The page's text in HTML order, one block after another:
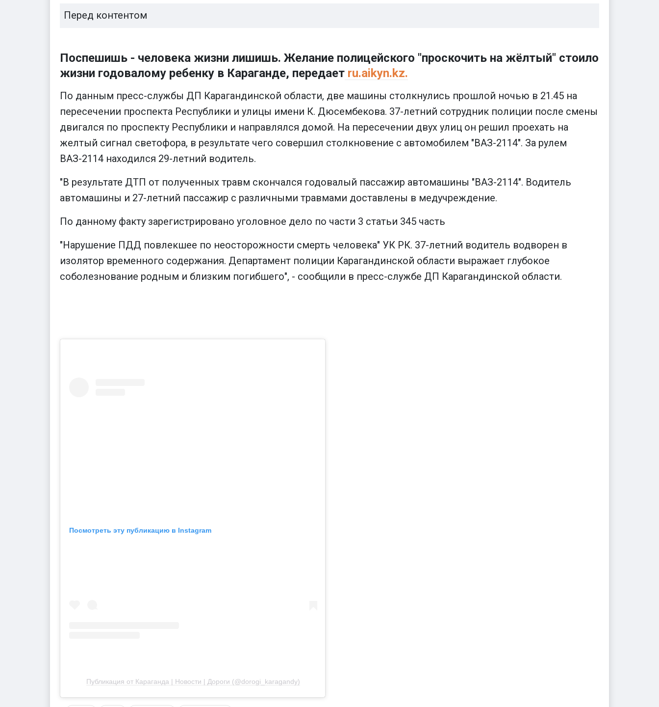
Перед контентом
Поспешишь - человека жизни лишишь. Желание полицейского "проскочить на жёлтый" стоило
жизни годовалому ребенку в Караганде, передает ru.aikyn.kz.
По данным пресс-службы ДП Карагандинской области, две машины столкнулись прошлой ночью в 21.45 на
пересечении проспекта Республики и улицы имени К. Дюсембекова. 37-летний сотрудник полиции после смены
двигался по проспекту Республики и направлялся домой. На пересечении двух улиц он решил проехать на
желтый сигнал светофора, в результате чего совершил столкновение с автомобилем "ВАЗ-2114". За рулем
ВАЗ-2114 находился 29-летний водитель.
"В результате ДТП от полученных травм скончался годовалый пассажир автомашины "ВАЗ-2114". Водитель
автомашины и 27-летний пассажир с различными травмами доставлены в медучреждение.
По данному факту зарегистрировано уголовное дело по части 3 статьи 345 часть
"Нарушение ПДД повлекшее по неосторожности смерть человека" УК РК. 37-летний водитель водворен в
изолятор временного содержания. Департамент полиции Карагандинской области выражает глубокое
соболезнование родным и близким погибшего", - сообщили в пресс-службе ДП Карагандинской области.
Посмотреть эту публикацию в Instagram
Публикация от Караганда | Новости | Дороги (@dorogi_karagandy)